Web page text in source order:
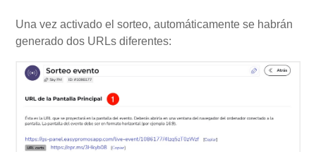
Una vez activado el sorteo, automáticamente se habrán
generado dos URLs diferentes: